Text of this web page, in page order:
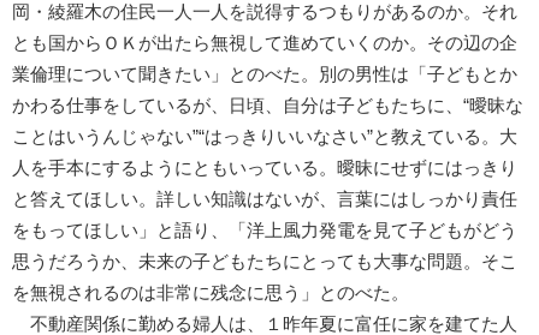
岡・綾羅木の住民一人一人を説得するつもりがあるのか。それ
とも国からＯＫが出たら無視して進めていくのか。その辺の企
業倫理について聞きたい」とのべた。別の男性は「子どもとか
かわる仕事をしているが、日頃、自分は子どもたちに、“曖昧な
ことはいうんじゃない”“はっきりいいなさい”と教えている。大
人を手本にするようにともいっている。曖昧にせずにはっきり
と答えてほしい。詳しい知識はないが、言葉にはしっかり責任
をもってほしい」と語り、「洋上風力発電を見て子どもがどう
思うだろうか、未来の子どもたちにとっても大事な問題。そこ
を無視されるのは非常に残念に思う」とのべた。
不動産関係に勤める婦人は、１昨年夏に富任に家を建てた人